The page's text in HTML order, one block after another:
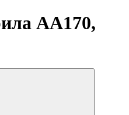
AA170,